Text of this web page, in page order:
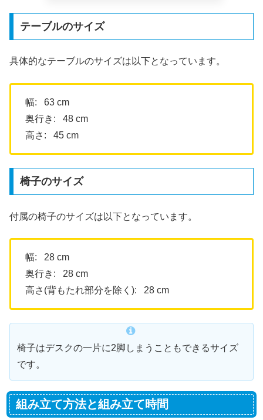
テーブルのサイズ
具体的なテーブルのサイズは以下となっています。
幅: 63 cm
奥行き: 48 cm
高さ: 45 cm
椅子のサイズ
付属の椅子のサイズは以下となっています。
幅: 28 cm
奥行き: 28 cm
高さ(背もたれ部分を除く): 28 cm
椅子はデスクの一片に2脚しまうこともできるサイズ
です。
組み立て方法と組み立て時間